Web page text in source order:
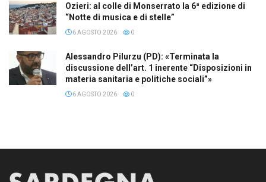
Ozieri: al colle di Monserrato la 6ª edizione di
“Notte di musica e di stelle”
6 AGOSTO 2026 0
Alessandro Pilurzu (PD): «Terminata la
discussione dell’art. 1 inerente “Disposizioni in
materia sanitaria e politiche sociali”»
6 AGOSTO 2026 0